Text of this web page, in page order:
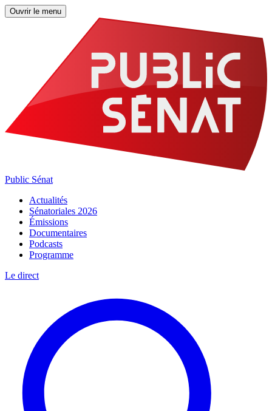
Ouvrir le menu
Public Sénat
Actualités
Sénatoriales 2026
Émissions
Documentaires
Podcasts
Programme
Le direct